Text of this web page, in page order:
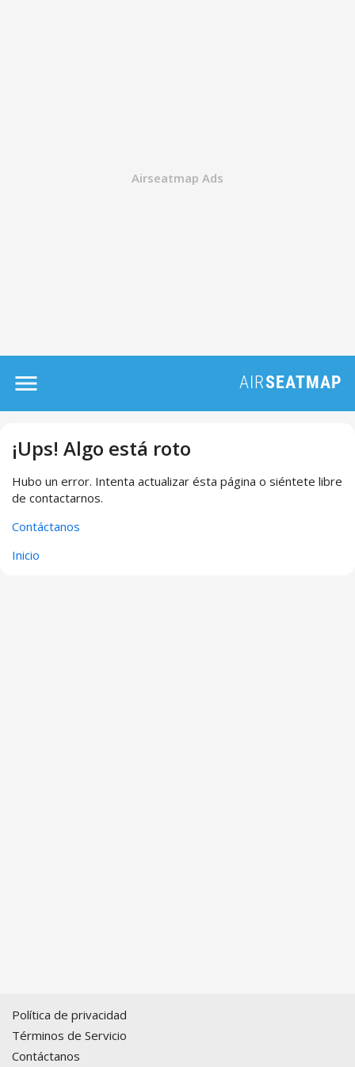
¡Ups! Algo está roto
Hubo un error. Intenta actualizar ésta página o siéntete libre
de contactarnos.
Contáctanos
Inicio
Política de privacidad
Términos de Servicio
Contáctanos